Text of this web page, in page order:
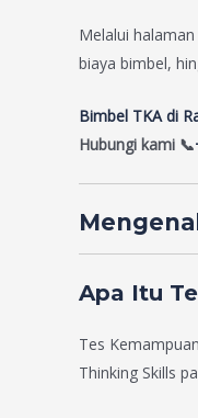
Melalui
biaya bimbel,
Bimbel TKA di
Hubungi kami 📞
Apa Itu
Tes
Thinking Skills